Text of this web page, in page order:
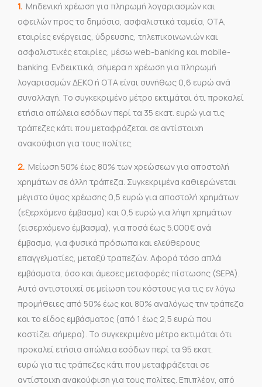
1. Μηδενική χρέωση για πληρωμή λογαριασμών και
οφειλών προς το δημόσιο, ασφαλιστικά ταμεία, ΟΤΑ,
εταιρίες ενέργειας, ύδρευσης, τηλεπικοινωνιών και
ασφαλιστικές εταιρίες, μέσω web-banking και mobile-
banking. Ενδεικτικά, σήμερα η χρέωση για πληρωμή
λογαριασμών ΔΕΚΟ ή ΟΤΑ είναι συνήθως 0,6 ευρώ ανά
συναλλαγή. Το συγκεκριμένο μέτρο εκτιμάται ότι προκαλεί
ετήσια απώλεια εσόδων περί τα 35 εκατ. ευρώ για τις
τράπεζες κάτι που μεταφράζεται σε αντίστοιχη
ανακούφιση για τους πολίτες.
2. Μείωση 50% έως 80% των χρεώσεων για αποστολή
χρημάτων σε άλλη τράπεζα. Συγκεκριμένα καθιερώνεται
μέγιστο ύψος χρέωσης 0,5 ευρώ για αποστολή χρημάτων
(εξερχόμενο έμβασμα) και 0,5 ευρώ για λήψη χρημάτων
(εισερχόμενο έμβασμα), για ποσά έως 5.000€ ανά
έμβασμα, για φυσικά πρόσωπα και ελεύθερους
επαγγελματίες, μεταξύ τραπεζών. Αφορά τόσο απλά
εμβάσματα, όσο και άμεσες μεταφορές πίστωσης (SEPA).
Αυτό αντιστοιχεί σε μείωση του κόστους για τις εν λόγω
προμήθειες από 50% έως και 80% αναλόγως την τράπεζα
και το είδος εμβάσματος (από 1 έως 2,5 ευρώ που
κοστίζει σήμερα). Το συγκεκριμένο μέτρο εκτιμάται ότι
προκαλεί ετήσια απώλεια εσόδων περί τα 95 εκατ.
ευρώ για τις τράπεζες κάτι που μεταφράζεται σε
αντίστοιχη ανακούφιση για τους πολίτες. Επιπλέον, από